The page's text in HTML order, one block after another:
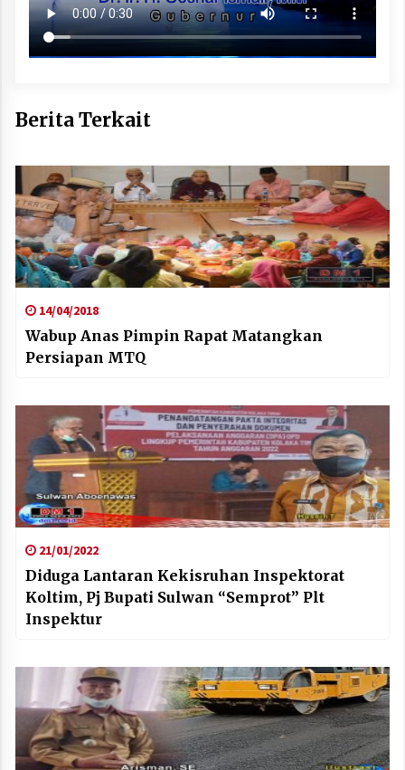
Berita Terkait
14/04/2018
Wabup Anas Pimpin Rapat Matangkan
Persiapan MTQ
21/01/2022
Diduga Lantaran Kekisruhan Inspektorat
Koltim, Pj Bupati Sulwan “Semprot” Plt
Inspektur